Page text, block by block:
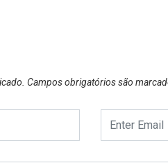
Campos obrigatórios são